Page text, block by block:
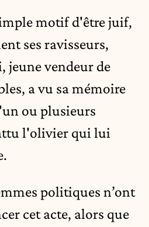
motif d'être juif,
ses ravisseurs,
vendeur de
a vu sa mémoire
ou plusieurs
l'olivier qui lui
politiques n’ont
cet acte, alors que